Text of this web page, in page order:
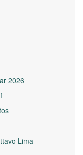
2026
Lima